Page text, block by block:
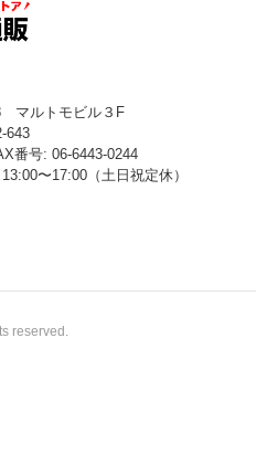
マルトモビル３F
643
番号: 06-6443-0244
〜17:00（土日祝定休）
reserved.